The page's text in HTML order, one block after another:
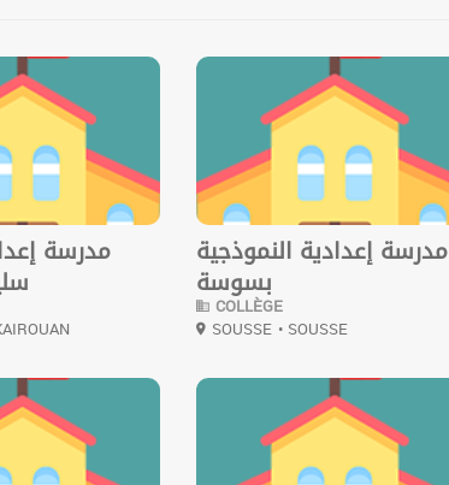
مدرسة مدرسة إعدادية النموذجية
بسوسة
COLLÈGE
SOUSSE • SOUSSE